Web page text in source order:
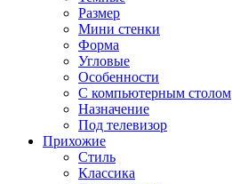
Размер
Мини стенки
Форма
Угловые
Особенности
С компьютерным столом
Назначение
Под телевизор
Прихожие
Стиль
Классика